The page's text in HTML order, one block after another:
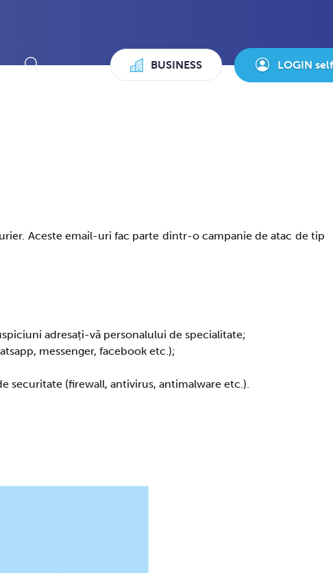
BUSINESS LOGIN
Aceste email-uri fac parte dintr-o campanie de atac de tip
adresați-vă personalului de specialitate;
messenger, facebook etc.);
securitate (firewall, antivirus, antimalware etc.).